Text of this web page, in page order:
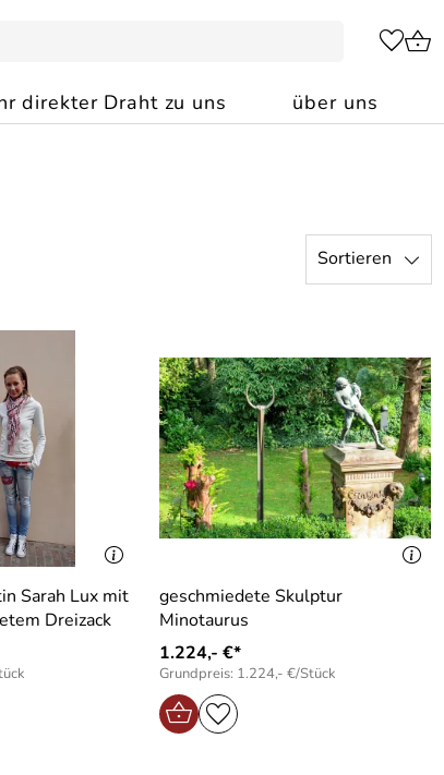
direkter Draht zu uns über uns
Sortieren
Sarah Lux mit
Dreizack
geschmiedete Skulptur
Minotaurus
1.224,- €*
Grundpreis: 1.224,- €/Stück